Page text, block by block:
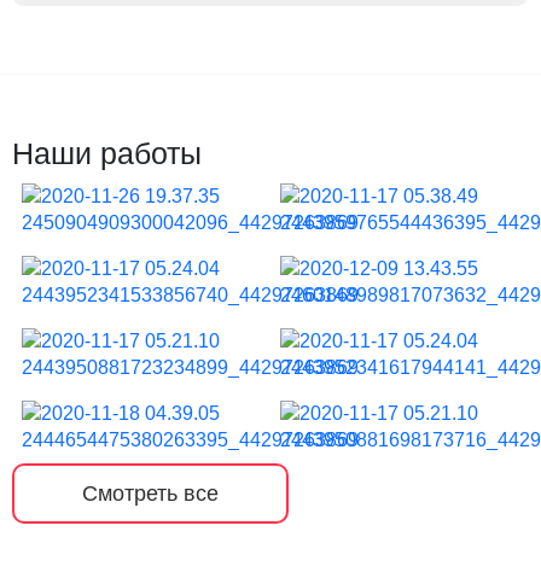
Наши работы
Смотреть все